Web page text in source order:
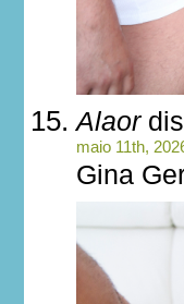
Alaor
maio 11th,
Gina